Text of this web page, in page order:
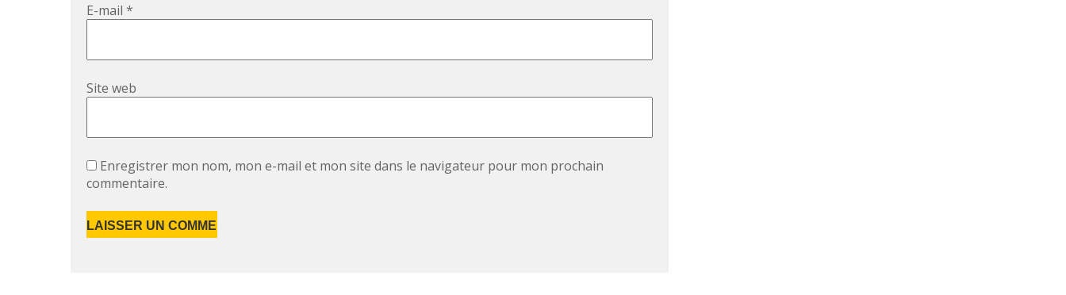
E-mail *
Site web
Enregistrer mon nom, mon e-mail et mon site dans le navigateur pour mon prochain
commentaire.